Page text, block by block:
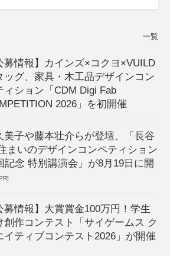
一覧
募情報】カインズ×コクヨ×VUILD
ッグ、家具・木工品デザインコン
ィション「CDM Digi Fab
2026」を初開催
美子や藤本壮介らが登壇、「長谷
まいのデザインコンペティション
記念 特別講演会」が8月19日に開
募情報】大賞賞金100万円！学生
創作コンテスト「サイゲームス ク
イティブコンテスト2026」が開催